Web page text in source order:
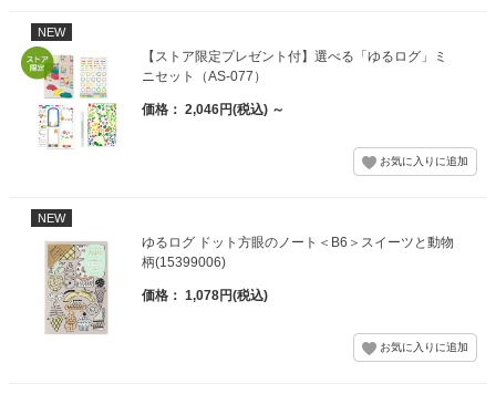
NEW
【ストア限定プレゼント付】選べる「ゆるログ」ミ
ニセット（AS-077）
価格： 2,046円(税込) ～
NEW
ゆるログ ドット方眼のノート＜B6＞スイーツと動物
柄(15399006)
価格： 1,078円(税込)